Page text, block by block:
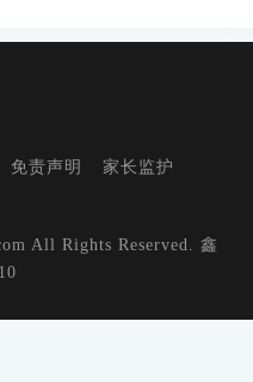
免责声明
家长监护
All Rights Reserved. 鑫